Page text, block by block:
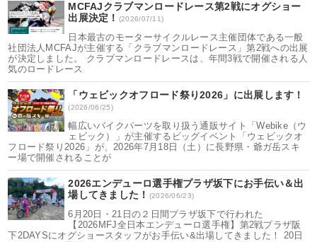
MCFAJクラブマンロードレース第2戦にオグショー
出展決定！ (2026/07/11)
日本最古のモーターサイクルレース主催団体である一般
社団法人MCFAJが主催する「クラブマンロードレース」第2戦への出展
が決定しました。 クラブマンロードレースは、年間3戦で開催される人
気のロードレース
「ウェビックオフロード祭り2026」に出展します！
(2026/06/25)
幅広いバイクパーツを取り扱う通販サイト「Webike（ウ
ェビック）」が主催するビッグイベント「ウェビックオ
フロード祭り2026」が、2026年7月18日（土）に長野県・爺ガ岳スキ
ー場で開催されることが
2026エンデューロ選手権プラザ坂下にお手伝い＆出
場してきました！ (2026/06/23)
6月20日・21日の２日間プラザ坂下で行われた
【2026MFJ全日本エンデューロ選手権】第2戦プラザ阪
下2DAYSにオグショースタッフがお手伝い&出場してきました！ 20日